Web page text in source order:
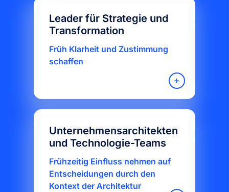
Leader für Strategie und
Transformation
Früh Klarheit und Zustimmung
schaffen
Unternehmensarchitekten
und Technologie-Teams
Frühzeitig Einfluss nehmen auf
Entscheidungen durch den
Kontext der Architektur